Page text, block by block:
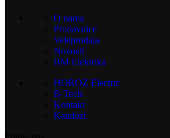
O nama
Prodavnice
Veleprodaja
Novosti
BM Elektrika
HOROZ Electric
B-Tech
Kontakt
Katalozi